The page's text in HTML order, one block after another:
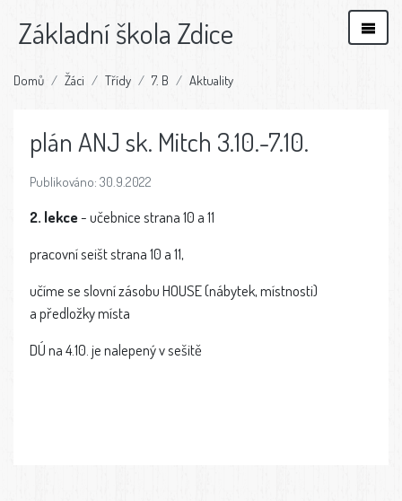
Základní škola Zdice
Domů Žáci Třídy 7. B Aktuality
plán ANJ sk. Mitch 3.10.-7.10.
Publikováno: 30.9.2022
2. lekce- učebnice strana 10 a 11
pracovní seišt strana 10 a 11,
učíme se slovní zásobu HOUSE (nábytek, místnosti)
a předložky místa
DÚ na 4.10. je nalepený v sešitě